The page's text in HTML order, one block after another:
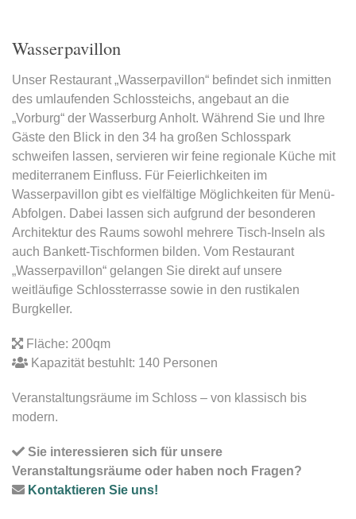
Wasserpavillon
Unser Restaurant „Wasserpavillon“ befindet sich inmitten
des umlaufenden Schlossteichs, angebaut an die
„Vorburg“ der Wasserburg Anholt. Während Sie und Ihre
Gäste den Blick in den 34 ha großen Schlosspark
schweifen lassen, servieren wir feine regionale Küche mit
mediterranem Einfluss. Für Feierlichkeiten im
Wasserpavillon gibt es vielfältige Möglichkeiten für Menü-
Abfolgen. Dabei lassen sich aufgrund der besonderen
Architektur des Raums sowohl mehrere Tisch-Inseln als
auch Bankett-Tischformen bilden. Vom Restaurant
„Wasserpavillon“ gelangen Sie direkt auf unsere
weitläufige Schlossterrasse sowie in den rustikalen
Burgkeller.
Fläche: 200qm
Kapazität bestuhlt: 140 Personen
Veranstaltungsräume im Schloss – von klassisch bis
modern.
Sie interessieren sich für unsere
Veranstaltungsräume oder haben noch Fragen?
Kontaktieren Sie uns!